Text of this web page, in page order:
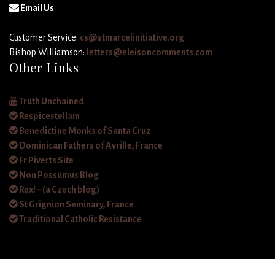
Email Us
Customer Service: cs@stmarcelinitiative.org
Bishop Williamson: letters@eleisoncomments.com
Other Links
Truth Unchained
Respicestellam
Benedictine Monks of Santa Cruz
Dominican Fathers of Avrille, France
Fr Piverts Site
Non Possumus Blog
Rex! – (a Czech blog)
St Grignion Seminary, France
Traditional Catholic Resistance